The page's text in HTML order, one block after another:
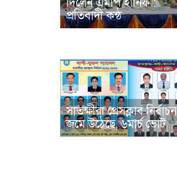
প্রতিবাদী কন্ঠ
সাতক্ষীরা প্রেসক্লাব নির্বাচন
জমে উঠেছে, ৬মার্চ ভোট